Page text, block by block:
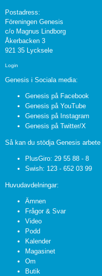
Postadress:
Föreningen Genesis
c/o Magnus Lindborg
Åkerbacken 3
921 35 Lycksele
Login
Genesis i Sociala media:
Genesis på Facebook
Genesis på YouTube
Genesis på Instagram
Genesis på Twitter/X
Så kan du stödja Genesis arbete
PlusGiro: 29 55 88 - 8
Swish: 123 - 652 03 99
Huvudavdelningar:
Ämnen
Frågor & Svar
Video
Podd
Kalender
Magasinet
Om
Butik